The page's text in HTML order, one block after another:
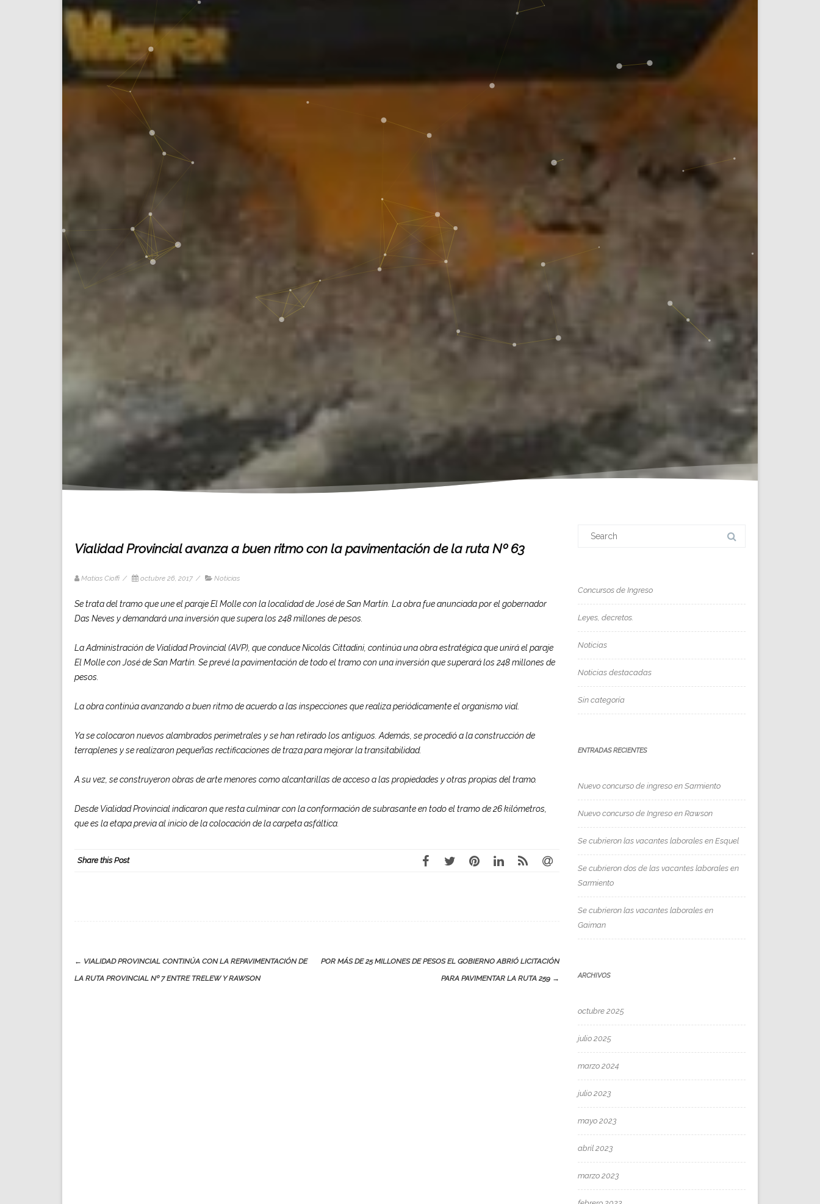
Vialidad Provincial avanza a buen ritmo con la pavimentación de la ruta Nº 63
Matias Cioffi / octubre 26, 2017 / Noticias
Se trata del tramo que une el paraje El Molle con la localidad de José de San Martín. La obra fue anunciada por el gobernador
Das Neves y demandará una inversión que supera los 248 millones de pesos.
La Administración de Vialidad Provincial (AVP), que conduce Nicolás Cittadini, continúa una obra estratégica que unirá el paraje
El Molle con José de San Martín. Se prevé la pavimentación de todo el tramo con una inversión que superará los 248 millones de
pesos.
La obra continúa avanzando a buen ritmo de acuerdo a las inspecciones que realiza periódicamente el organismo vial.
Ya se colocaron nuevos alambrados perimetrales y se han retirado los antiguos. Además, se procedió a la construcción de
terraplenes y se realizaron pequeñas rectificaciones de traza para mejorar la transitabilidad.
A su vez, se construyeron obras de arte menores como alcantarillas de acceso a las propiedades y otras propias del tramo.
Desde Vialidad Provincial indicaron que resta culminar con la conformación de subrasante en todo el tramo de 26 kilómetros,
que es la etapa previa al inicio de la colocación de la carpeta asfáltica.
Share this Post
Post
navigation
← VIALIDAD PROVINCIAL CONTINÚA CON LA REPAVIMENTACIÓN DE
LA RUTA PROVINCIAL Nº 7 ENTRE TRELEW Y RAWSON
POR MÁS DE 25 MILLONES DE PESOS EL GOBIERNO ABRIÓ LICITACIÓN
PARA PAVIMENTAR LA RUTA 259 →
Concursos de Ingreso
Leyes, decretos.
Noticias
Noticias destacadas
Sin categoría
ENTRADAS RECIENTES
Nuevo concurso de ingreso en Sarmiento
Nuevo concurso de Ingreso en Rawson
Se cubrieron las vacantes laborales en Esquel
Se cubrieron dos de las vacantes laborales en
Sarmiento
Se cubrieron las vacantes laborales en
Gaiman
ARCHIVOS
octubre 2025
julio 2025
marzo 2024
julio 2023
mayo 2023
abril 2023
marzo 2023